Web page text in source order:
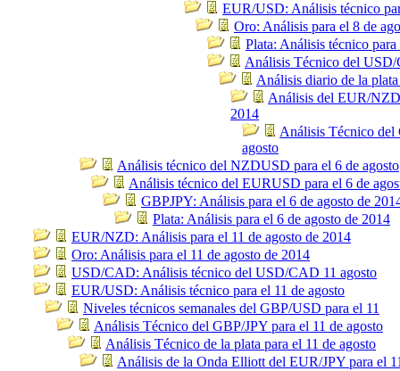
EUR/USD: Análisis técnico
Oro: Análisis para el 8 de
Plata: Análisis técnico para
Análisis Técnico del USD/
Análisis diario de la
Análisis del EUR/
2014
Análisis Técnico del
agosto
Análisis técnico del NZDUSD para el 6 de agosto
Análisis técnico del EURUSD para el 6 de
GBPJPY: Análisis para el 6 de agosto de
Plata: Análisis para el 6 de agosto de 2014
EUR/NZD: Análisis para el 11 de agosto de 2014
Oro: Análisis para el 11 de agosto de 2014
USD/CAD: Análisis técnico del USD/CAD 11 agosto
EUR/USD: Análisis técnico para el 11 de agosto
Niveles técnicos semanales del GBP/USD para el 11
Análisis Técnico del GBP/JPY para el 11 de agosto
Análisis Técnico de la plata para el 11 de agosto
Análisis de la Onda Elliott del EUR/JPY para el